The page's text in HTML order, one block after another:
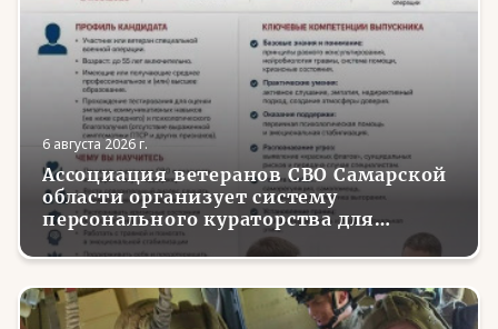
6 августа 2026 г.
Ассоциация ветеранов СВО Самарской
области организует систему
персонального кураторства для
трудоустройства и социализации
вернувшихся с фронта бойцов